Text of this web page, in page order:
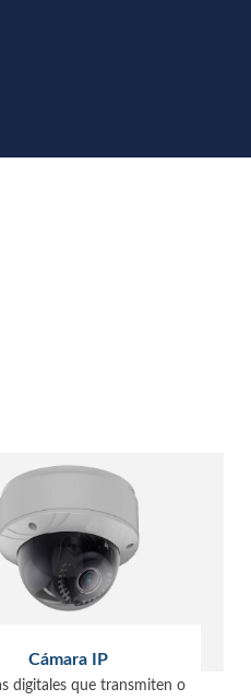
Cámara IP
digitales que transmiten o